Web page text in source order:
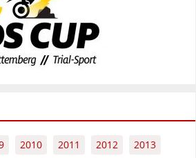
2010 2011 2012
2013